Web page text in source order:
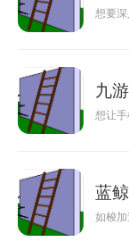
想要
九
想让
蓝
如梭